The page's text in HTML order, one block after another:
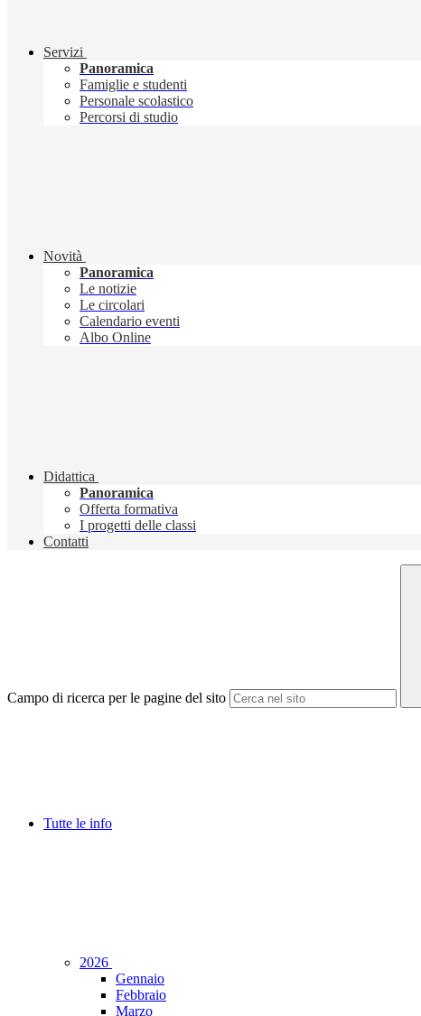
Servizi
Panoramica
Famiglie e studenti
Personale scolastico
Percorsi di studio
Novità
Panoramica
Le notizie
Le circolari
Calendario eventi
Albo Online
Didattica
Panoramica
Offerta formativa
I progetti delle classi
Contatti
Campo di ricerca per le pagine del sito
Tutte le info
2026
Gennaio
Febbraio
Marzo